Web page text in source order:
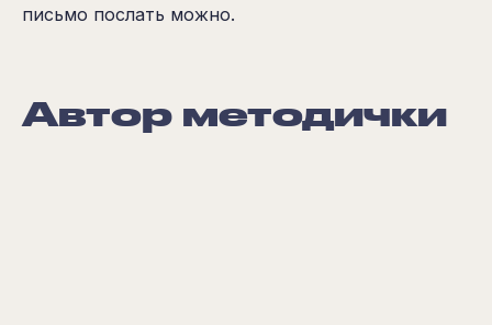
письмо послать можно.
Автор методички